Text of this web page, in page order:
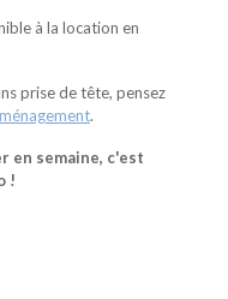
à la location en
prise de tête, pensez
.
en semaine, c'est
!